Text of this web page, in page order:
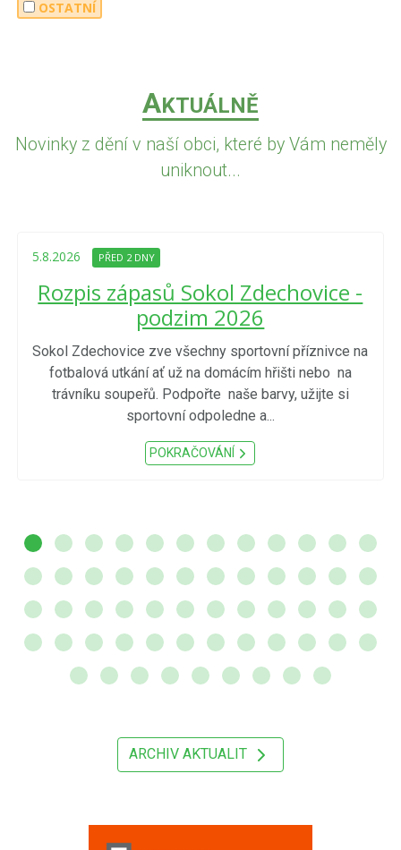
OSTATNÍ
AKTUÁLNĚ
Novinky z dění v naší obci, které by Vám neměly
uniknout...
5.8.2026 PŘED 2 DNY
Rozpis zápasů Sokol Zdechovice -
podzim 2026
Sokol Zdechovice zve všechny sportovní příznivce na
fotbalová utkání ať už na domácím hřišti nebo na
trávníku soupeřů. Podpořte naše barvy, užijte si
sportovní odpoledne a...
POKRAČOVÁNÍ
ARCHIV AKTUALIT